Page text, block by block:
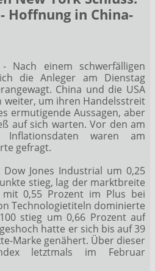
Hoffnung in China-
- Nach einem schwerfälligen
die Anleger am Dienstag
China und die USA
weiter, um ihren Handelsstreit
ermutigende Aussagen, aber
auf sich warten. Vor den am
Inflationsdaten waren am
gefragt.
Jones Industrial um 0,25
stieg, lag der marktbreite
mit 0,55 Prozent im Plus bei
Technologietiteln dominierte
stieg um 0,66 Prozent auf
hatte er sich bis auf 39
Marke genähert. Über dieser
letztmals im Februar